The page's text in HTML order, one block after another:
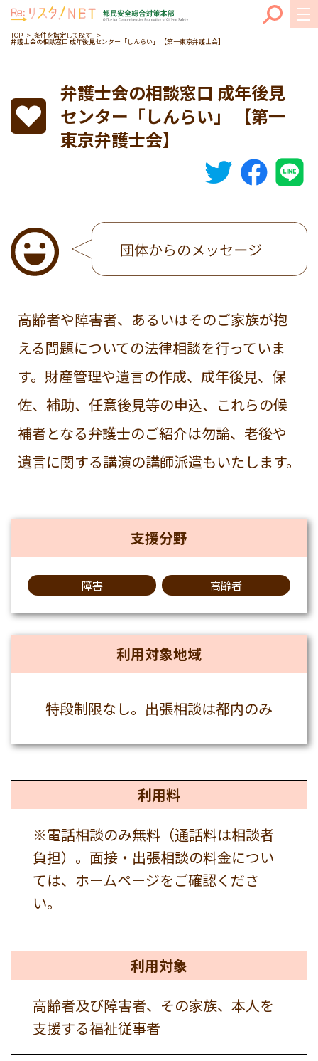
TOP 条件を指定して探す
弁護士会の相談窓口 成年後見センター「しんらい」 【第一東京弁護士会】
弁護士会の相談窓口 成年後見
センター「しんらい」 【第一
東京弁護士会】
高齢者や障害者、あるいはそのご家族が抱
える問題についての法律相談を行っていま
す。財産管理や遺言の作成、成年後見、保
佐、補助、任意後見等の申込、これらの候
補者となる弁護士のご紹介は勿論、老後や
遺言に関する講演の講師派遣もいたします。
支援分野
障害 高齢者
利用対象地域
特段制限なし。出張相談は都内のみ
利用料
※電話相談のみ無料（通話料は相談者
負担）。面接・出張相談の料金につい
ては、ホームページをご確認くださ
い。
利用対象
高齢者及び障害者、その家族、本人を
支援する福祉従事者